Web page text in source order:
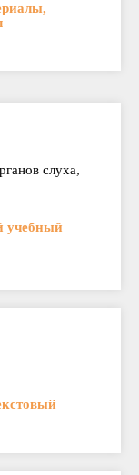
слуха,
учебный